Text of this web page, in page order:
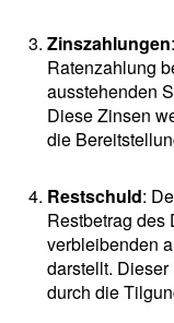
Zinszahlungen
Ratenzahlung
ausstehenden
Diese Zinsen
die
Restschuld:
Restbetrag des
verbleibenden
darstellt.
durch die